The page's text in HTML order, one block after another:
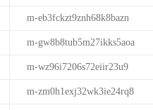
m-eb3fckzt9znh68k8bazn
m-gw8b8tub5m27ikks5aoa
m-wz96i7206s72eiir23u9
m-zm0h1exj32wk3ie24rq8